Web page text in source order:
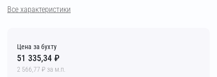
Все характеристики
Цена за бухту
51 335,34 ₽
2 566,77 ₽ за м.п.